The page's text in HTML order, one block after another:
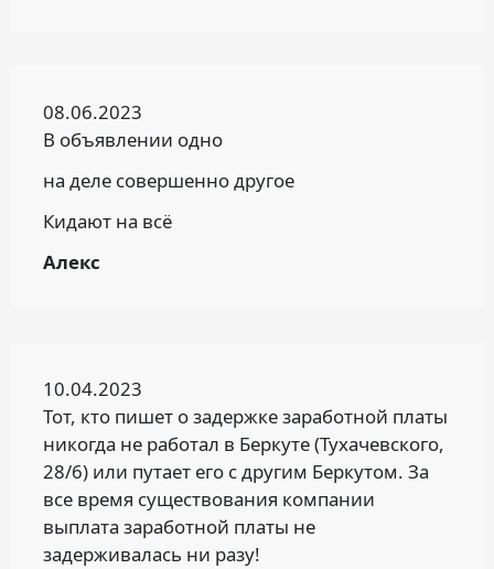
08.06.2023
В объявлении одно
на деле совершенно другое
Кидают на всё
Алекс
10.04.2023
Тот, кто пишет о задержке заработной платы
никогда не работал в Беркуте (Тухачевского,
28/6) или путает его с другим Беркутом. За
все время существования компании
выплата заработной платы не
задерживалась ни разу!